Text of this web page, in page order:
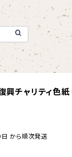
チャリティ色紙（
から順次発送